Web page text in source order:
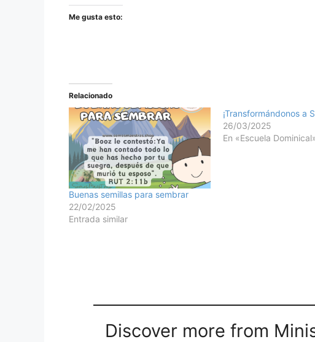
Me gusta esto:
Relacionado
Buenas semillas para sembrar
22/02/2025
Entrada similar
¡Transformándonos a
26/03/2025
En «Escuela
Discover more from